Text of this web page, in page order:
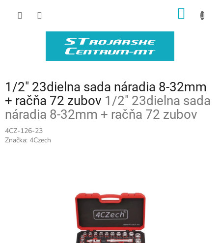
1/2" 23dielna sada náradia 8-32mm
+ račňa 72 zubov 1/2" 23dielna sada
náradia 8-32mm + račňa 72 zubov
4CZ-126-23
Značka: 4Czech